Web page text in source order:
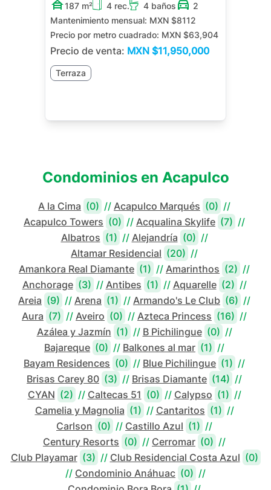
187 m²
4 rec. 4 baños
2
Mantenimiento mensual: MXN $8112
Precio por metro cuadrado: MXN $63,904
Precio de venta: MXN $11,950,000
Terraza
Condominios en Acapulco
A la Cima (0) // Acapulco Marqués (0) //
Acapulco Towers (0) // Acqualina Skylife (7) //
Albatros (1) // Alejandría (0) //
Altamar Residencial (20) //
Amankora Real Diamante (1) // Amarinthos (2) //
Anchorage (3) // Antibes (1) // Aquarelle (2) //
Areia (9) // Arena (1) // Armando's Le Club (6) //
Aura (7) // Aveiro (0) // Azteca Princess (16) //
Azálea y Jazmín (1) // B Pichilingue (0) //
Bajareque (0) // Balkones al mar (1) //
Bayam Residences (0) // Blue Pichilingue (1) //
Brisas Carey 80 (3) // Brisas Diamante (14) //
CYAN (2) // Caltecas 51 (0) // Calypso (1) //
Camelia y Magnolia (1) // Cantaritos (1) //
Carlson (0) // Castillo Azul (1) //
Century Resorts (0) // Cerromar (0) //
Club Playamar (3) // Club Residencial Costa Azul (0)
// Condominio Anáhuac (0) //